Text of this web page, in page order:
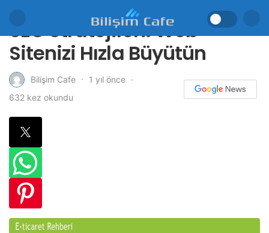
SEO Stratejileri: Web
Sitenizi Hızla Büyütün
Bilişim Cafe
1 yıl önce
632 kez okundu